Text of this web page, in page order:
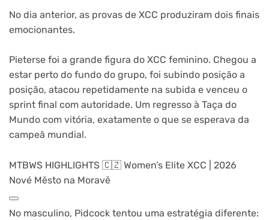
No dia anterior, as provas de XCC produziram dois finais
emocionantes.
Pieterse foi a grande figura do XCC feminino. Chegou a
estar perto do fundo do grupo, foi subindo posição a
posição, atacou repetidamente na subida e venceu o
sprint final com autoridade. Um regresso à Taça do
Mundo com vitória, exatamente o que se esperava da
campeã mundial.
MTBWS HIGHLIGHTS 🇨🇿 Women’s Elite XCC | 2026
Nové Město na Moravě
No masculino, Pidcock tentou uma estratégia diferente: